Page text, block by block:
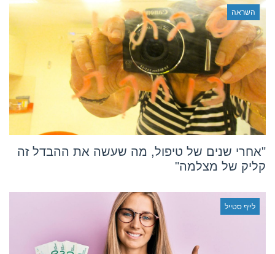
השראה
"אחרי שנים של טיפול, מה שעשה את ההבדל זה
קליק של מצלמה"
לייף סטייל